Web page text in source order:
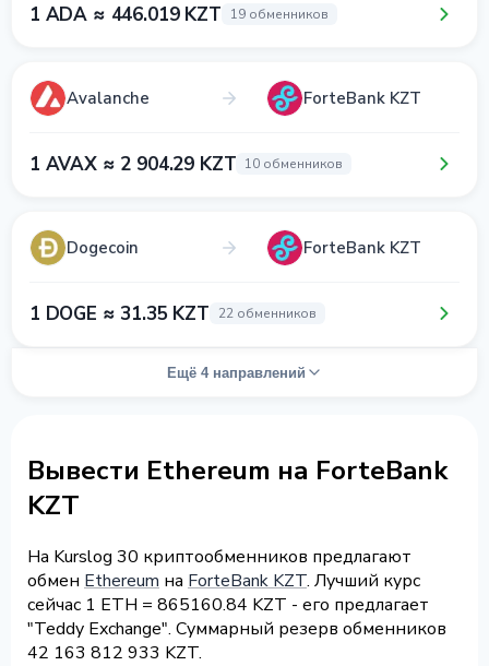
1 ADA ≈ 446.019 KZT 19 обменников
Avalanche ForteBank KZT
1 AVAX ≈ 2 904.29 KZT 10 обменников
Dogecoin ForteBank KZT
1 DOGE ≈ 31.35 KZT 22 обменников
Ещё 4 направлений
Вывести Ethereum на ForteBank
KZT
На Kurslog 30 криптообменников предлагают
обмен Ethereum на ForteBank KZT. Лучший курс
сейчас 1 ETH = 865160.84 KZT - его предлагает
"Teddy Exchange". Суммарный резерв обменников
42 163 812 933 KZT.